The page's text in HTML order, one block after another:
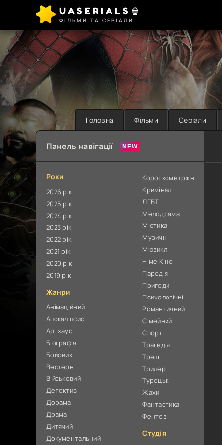
UASERIALS🍿
ФІЛЬМИ ТА СЕРІАЛИ
Головна Фільми Серіали
Панель навігації
Роки
2026 рік
2025 рік
2024 рік
2023 рік
2022 рік
2021 рік
2020 рік
2019 рік
Жанри
Анімаційний
Апокаліпсис
Артхаус
Біографія
Бойовик
Вестерн
Військовий
Детектив
Дорама
Драма
Дитячий
Документальний
Короткометржні
Кримінал
ЛГБТ
Мелодрама
Містика
Музичні
Мюзикл
Німе Кіно
Пародія
Пригоди
Психологічні
Романтичний
Сімейний
Спорт
Трагедія
Треш
Трилер
Турецькі
Жахи
Фантастика
Фентезі
Студія